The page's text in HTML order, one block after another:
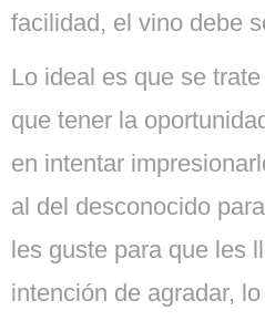
facilidad, el vino debe
Lo ideal es que se
que tener la
en intentar
al del desconocido
les guste para que les
intención de agradar,